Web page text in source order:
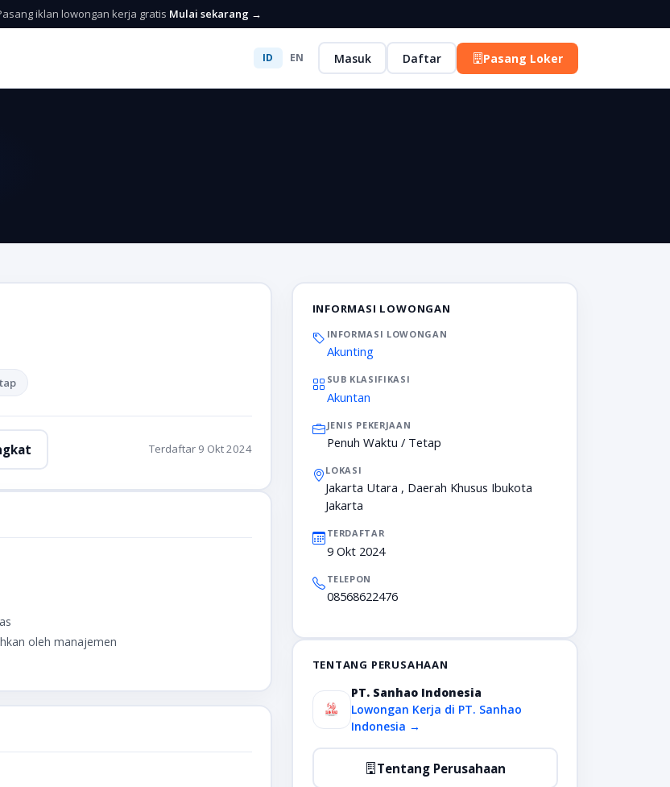
iklan lowongan kerja gratis Mulai sekarang →
ID EN Masuk Daftar Pasang Loker
Terdaftar 9 Okt 2024
oleh manajemen
INFORMASI LOWONGAN
INFORMASI LOWONGAN
Akunting
SUB KLASIFIKASI
Akuntan
JENIS PEKERJAAN
Penuh Waktu / Tetap
LOKASI
Jakarta Utara , Daerah Khusus Ibukota
Jakarta
TERDAFTAR
9 Okt 2024
TELEPON
08568622476
TENTANG PERUSAHAAN
PT. Sanhao Indonesia
Lowongan Kerja di PT. Sanhao
Indonesia →
Tentang Perusahaan